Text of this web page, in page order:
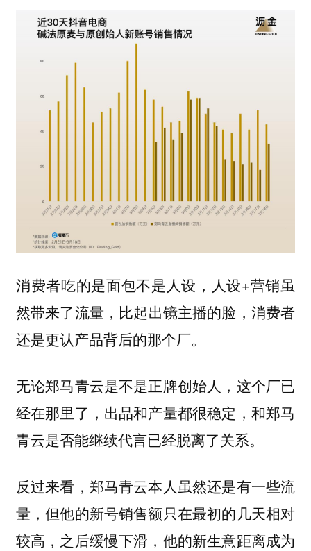
消费者吃的是面包不是人设，人设+营销虽
然带来了流量， 比起出镜主播的脸，消费者
还是更认产品背后的那个厂。
无论郑马青云是不是正牌创始人，这个厂已
经在那里了，出品和产量都很稳定，和郑马
青云是否能继续代言已经脱离了关系。
反过来看，郑马青云本人虽然还是有一些流
量，但他的新号销售额只在最初的几天相对
较高，之后缓慢下滑，他的新生意距离成为